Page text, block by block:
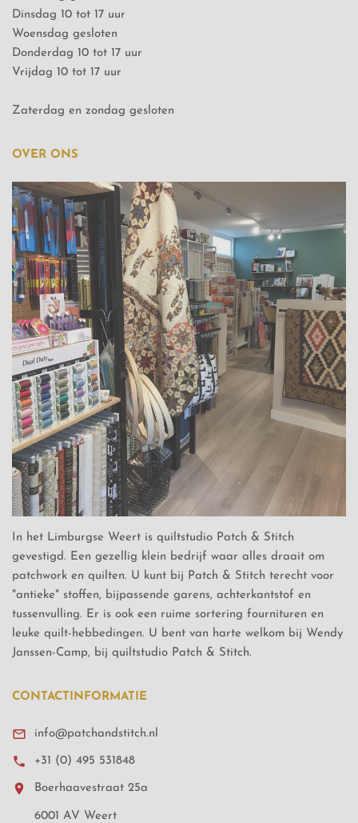
Dinsdag 10 tot 17 uur
Woensdag gesloten
Donderdag 10 tot 17 uur
Vrijdag 10 tot 17 uur
Zaterdag en zondag gesloten
OVER ONS
In het Limburgse Weert is quiltstudio Patch & Stitch
gevestigd. Een gezellig klein bedrijf waar alles draait om
patchwork en quilten. U kunt bij Patch & Stitch terecht voor
"antieke" stoffen, bijpassende garens, achterkantstof en
tussenvulling. Er is ook een ruime sortering fournituren en
leuke quilt-hebbedingen. U bent van harte welkom bij Wendy
Janssen-Camp, bij quiltstudio Patch & Stitch.
CONTACTINFORMATIE
 info@patchandstitch.nl
 +31 (0) 495 531848
 Boerhaavestraat 25a
6001 AV Weert